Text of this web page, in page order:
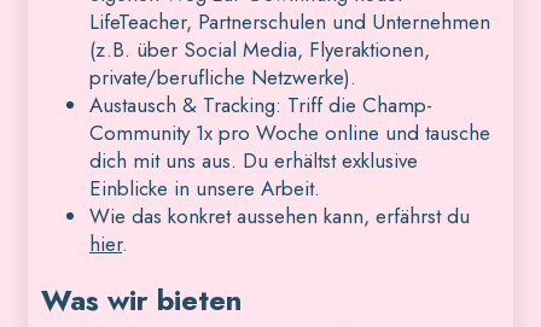
LifeTeacher, Partnerschulen und Unternehmen
(z.B. über Social Media, Flyeraktionen,
private/berufliche Netzwerke).
Austausch & Tracking: Triff die Champ-
Community 1x pro Woche online und tausche
dich mit uns aus. Du erhältst exklusive
Einblicke in unsere Arbeit.
Wie das konkret aussehen kann, erfährst du
hier.
Was wir bieten